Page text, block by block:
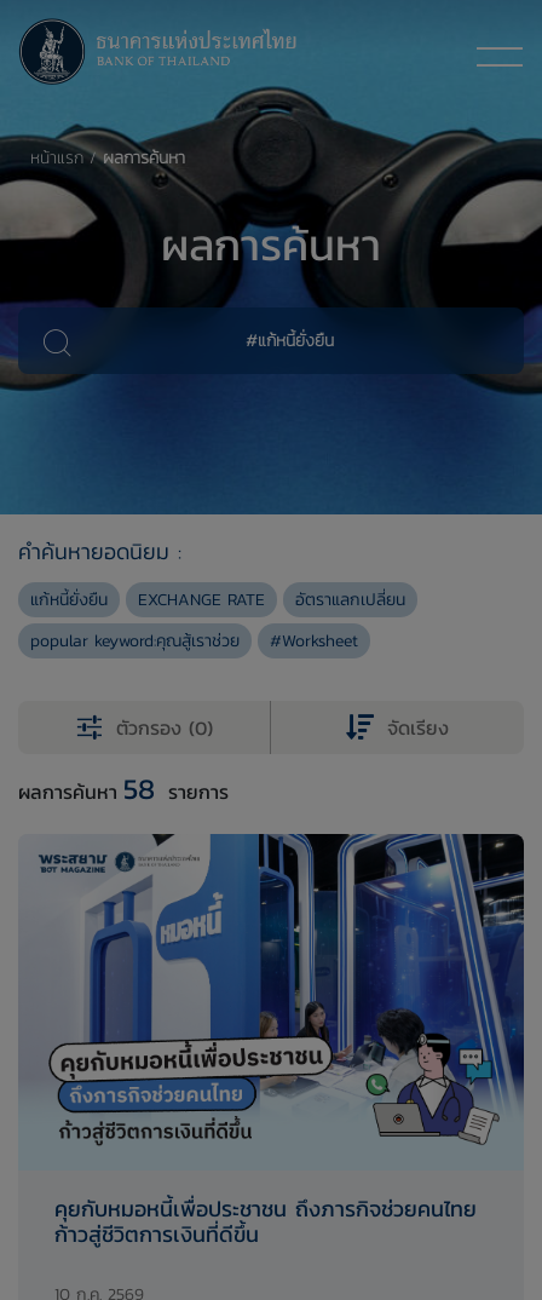
หน้าแรก ผลการค้นหา
ผลการค้นหา
คำค้นหายอดนิยม :
แก้หนี้ยั่งยืน EXCHANGE RATE
อัตราแลกเปลี่ยน
popular keyword:คุณสู้เราช่วย
#Worksheet
ผลการค้นหา 58 รายการ
ตัวกรอง (0) จัดเรียง
คุยกับหมอหนี้เพื่อประชาชน ถึงภารกิจช่วยคนไทย
ก้าวสู่ชีวิตการเงินที่ดีขึ้น
10 ก.ค. 2569